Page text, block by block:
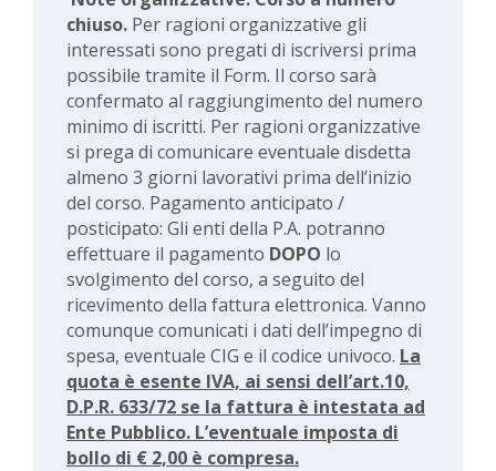
chiuso. Per ragioni organizzative gli
interessati sono pregati di iscriversi prima
possibile tramite il Form. Il corso sarà
confermato al raggiungimento del numero
minimo di iscritti. Per ragioni organizzative
si prega di comunicare eventuale disdetta
almeno 3 giorni lavorativi prima dell’inizio
del corso. Pagamento anticipato /
posticipato: Gli enti della P.A. potranno
effettuare il pagamento DOPO lo
svolgimento del corso, a seguito del
ricevimento della fattura elettronica. Vanno
comunque comunicati i dati dell’impegno di
spesa, eventuale CIG e il codice univoco. La
quota è esente IVA, ai sensi dell’art.10,
D.P.R. 633/72 se la fattura è intestata ad
Ente Pubblico. L’eventuale imposta di
bollo di € 2,00 è compresa.